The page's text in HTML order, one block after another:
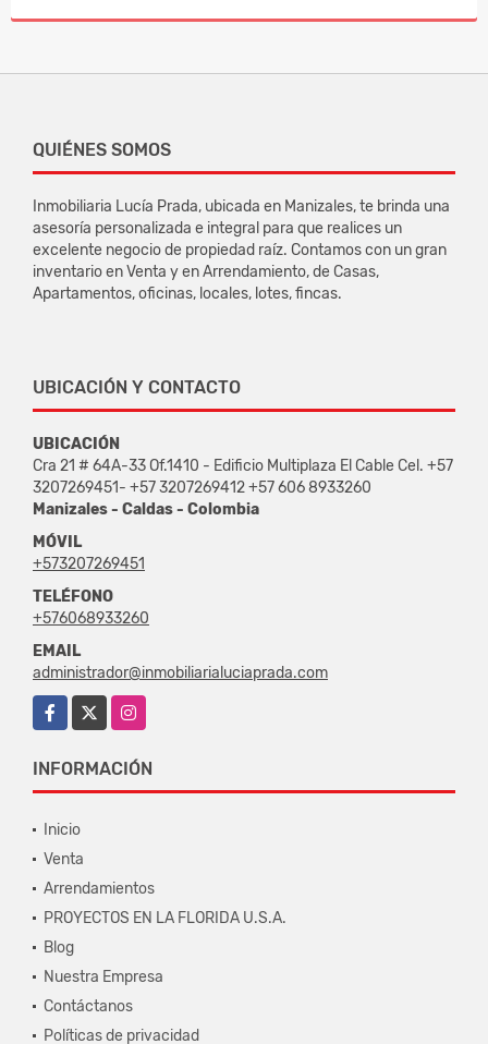
QUIÉNES SOMOS
Inmobiliaria Lucía Prada, ubicada en Manizales, te brinda una
asesoría personalizada e integral para que realices un
excelente negocio de propiedad raíz. Contamos con un gran
inventario en Venta y en Arrendamiento, de Casas,
Apartamentos, oficinas, locales, lotes, fincas.
UBICACIÓN Y CONTACTO
UBICACIÓN
Cra 21 # 64A-33 Of.1410 - Edificio Multiplaza El Cable Cel. +57
3207269451- +57 3207269412 +57 606 8933260
Manizales - Caldas - Colombia
MÓVIL
+573207269451
TELÉFONO
+576068933260
EMAIL
administrador@inmobiliarialuciaprada.com
Facebook
Instagram
INFORMACIÓN
Inicio
Venta
Arrendamientos
PROYECTOS EN LA FLORIDA U.S.A.
Blog
Nuestra Empresa
Contáctanos
Políticas de privacidad